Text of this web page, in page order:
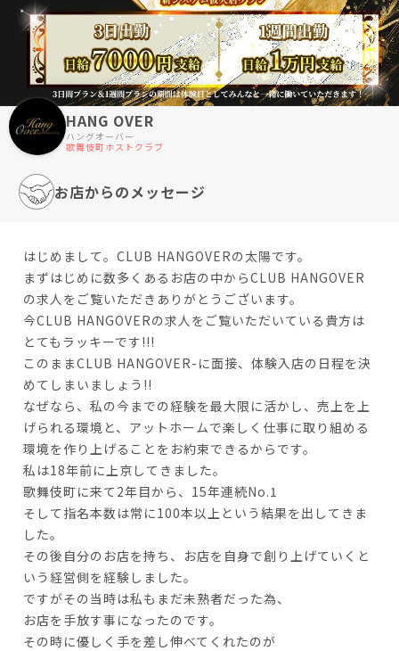
HANG OVER
ハングオーバー
歌舞伎町ホストクラブ
お店からのメッセージ
はじめまして。CLUB HANGOVERの太陽です。
まずはじめに数多くあるお店の中からCLUB HANGOVER
の求人をご覧いただきありがとうございます。
今CLUB HANGOVERの求人をご覧いただいている貴方は
とてもラッキーです!!!
このままCLUB HANGOVER-に面接、体験入店の日程を決
めてしまいましょう!!
なぜなら、私の今までの経験を最大限に活かし、売上を上
げられる環境と、アットホームで楽しく仕事に取り組める
環境を作り上げることをお約束できるからです。
私は18年前に上京してきました。
歌舞伎町に来て2年目から、15年連続No.1
そして指名本数は常に100本以上という結果を出してきま
した。
その後自分のお店を持ち、お店を自身で創り上げていくと
いう経営側を経験しました。
ですがその当時は私もまだ未熟者だった為、
お店を手放す事になったのです。
その時に優しく手を差し伸べてくれたのが